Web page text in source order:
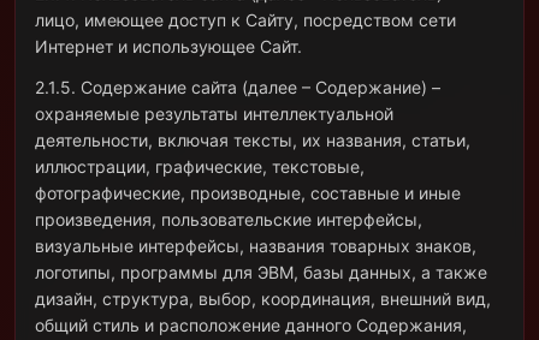
лицо, имеющее доступ к Сайту, посредством сети
Интернет и использующее Сайт.
2.1.5. Содержание сайта (далее – Содержание) –
охраняемые результаты интеллектуальной
деятельности, включая тексты, их названия, статьи,
иллюстрации, графические, текстовые,
фотографические, производные, составные и иные
произведения, пользовательские интерфейсы,
визуальные интерфейсы, названия товарных знаков,
логотипы, программы для ЭВМ, базы данных, а также
дизайн, структура, выбор, координация, внешний вид,
общий стиль и расположение данного Содержания,